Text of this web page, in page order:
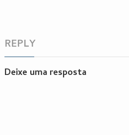
REPLY
Deixe uma resposta